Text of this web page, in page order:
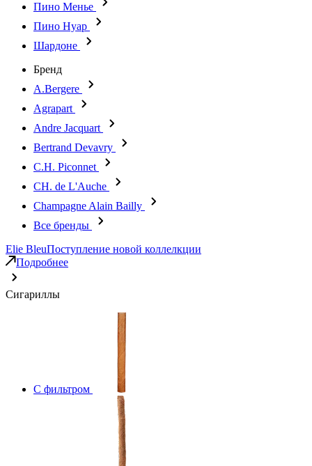
Пино Менье
Пино Нуар
Шардоне
Бренд
A.Bergere
Agrapart
Andre Jacquart
Bertrand Devavry
C.H. Piconnet
CH. de L'Auche
Champagne Alain Bailly
Все бренды
Elie BleuПоступление новой коллелкции
Подробнее
Сигариллы
С фильтром